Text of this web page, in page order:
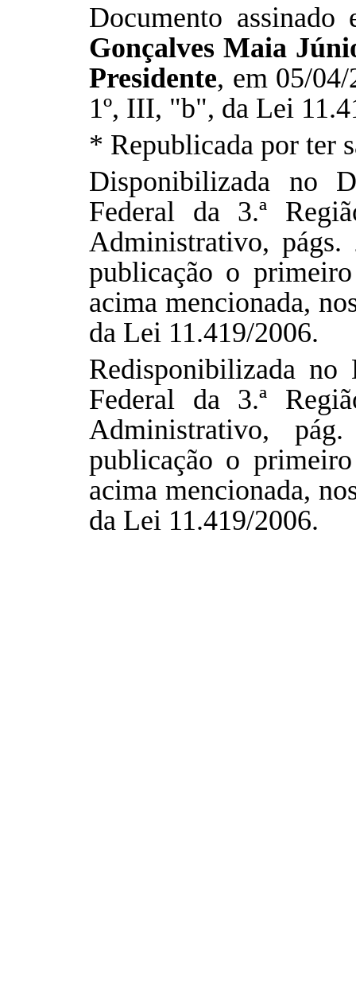
Documento
Gonçalves Maia
Presidente, em 05/
1º, III, "b", da Lei
* Republicada por ter
Disponibilizada no
Federal da 3.ª
Administrativo, págs.
publicação o
acima mencionada,
da Lei 11.419/2006.
Redisponibilizada
Federal da 3.ª
Administrativo,
publicação o
acima mencionada,
da Lei 11.419/2006.